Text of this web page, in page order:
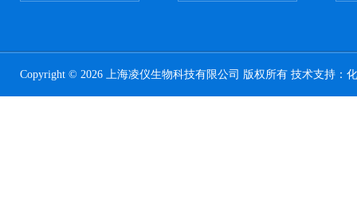
Copyright © 2026 上海凌仪生物科技有限公司 版权所有 技术支持：